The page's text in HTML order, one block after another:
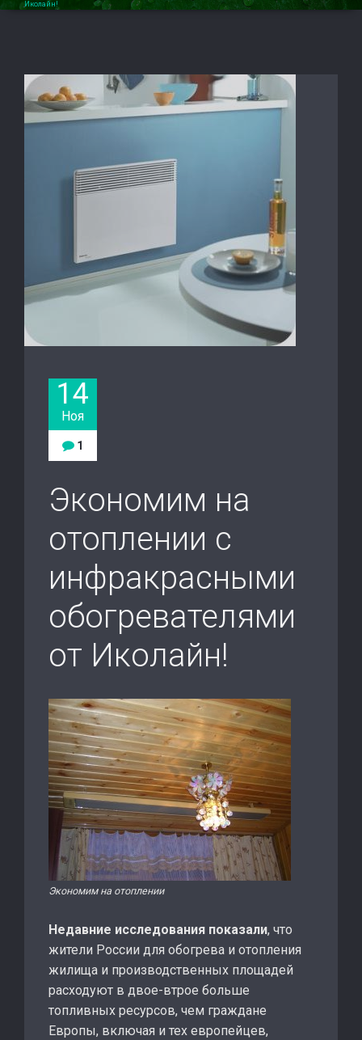
Иколайн!
14
Ноя
1
Экономим на
отоплении с
инфракрасными
обогревателями
от Иколайн!
Экономим на отоплении
Недавние исследования показали, что
жители России для обогрева и отопления
жилища и производственных площадей
расходуют в двое-втрое больше
топливных ресурсов, чем граждане
Европы, включая и тех европейцев,